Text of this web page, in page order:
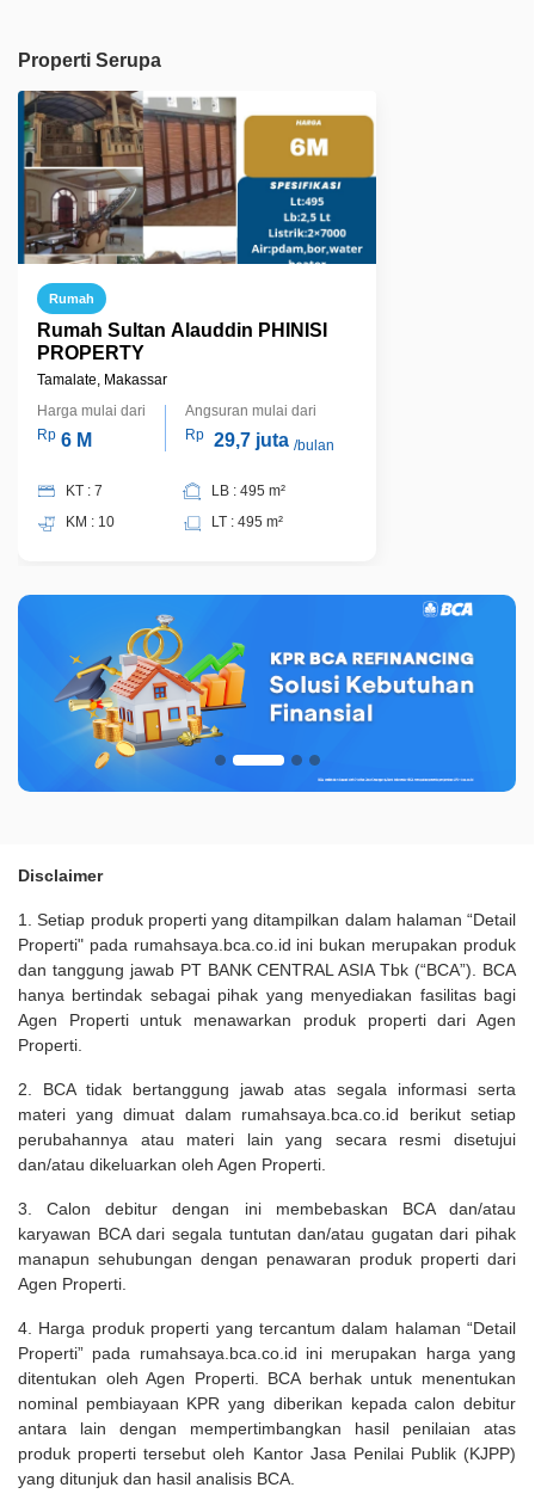
Properti Serupa
Rumah
Rumah Sultan Alauddin PHINISI
PROPERTY
Tamalate, Makassar
Harga mulai dari
Rp 6 M
Angsuran mulai dari
Rp 29,7 juta /bulan
KT : 7
KM : 10
LB : 495 m²
LT : 495 m²
Disclaimer
1. Setiap produk properti yang ditampilkan dalam halaman “Detail
Properti" pada rumahsaya.bca.co.id ini bukan merupakan produk
dan tanggung jawab PT BANK CENTRAL ASIA Tbk (“BCA”). BCA
hanya bertindak sebagai pihak yang menyediakan fasilitas bagi
Agen Properti untuk menawarkan produk properti dari Agen
Properti.
2. BCA tidak bertanggung jawab atas segala informasi serta
materi yang dimuat dalam rumahsaya.bca.co.id berikut setiap
perubahannya atau materi lain yang secara resmi disetujui
dan/atau dikeluarkan oleh Agen Properti.
3. Calon debitur dengan ini membebaskan BCA dan/atau
karyawan BCA dari segala tuntutan dan/atau gugatan dari pihak
manapun sehubungan dengan penawaran produk properti dari
Agen Properti.
4. Harga produk properti yang tercantum dalam halaman “Detail
Properti” pada rumahsaya.bca.co.id ini merupakan harga yang
ditentukan oleh Agen Properti. BCA berhak untuk menentukan
nominal pembiayaan KPR yang diberikan kepada calon debitur
antara lain dengan mempertimbangkan hasil penilaian atas
produk properti tersebut oleh Kantor Jasa Penilai Publik (KJPP)
yang ditunjuk dan hasil analisis BCA.